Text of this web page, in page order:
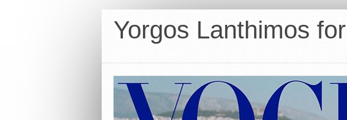
Yorgos Lanthimos